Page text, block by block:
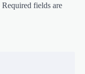
Required fields are